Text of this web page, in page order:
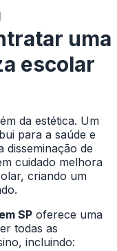
uma
escolar
da estética. Um
para a saúde e
disseminação de
cuidado melhora
criando um
SP oferece uma
todas as
incluindo: